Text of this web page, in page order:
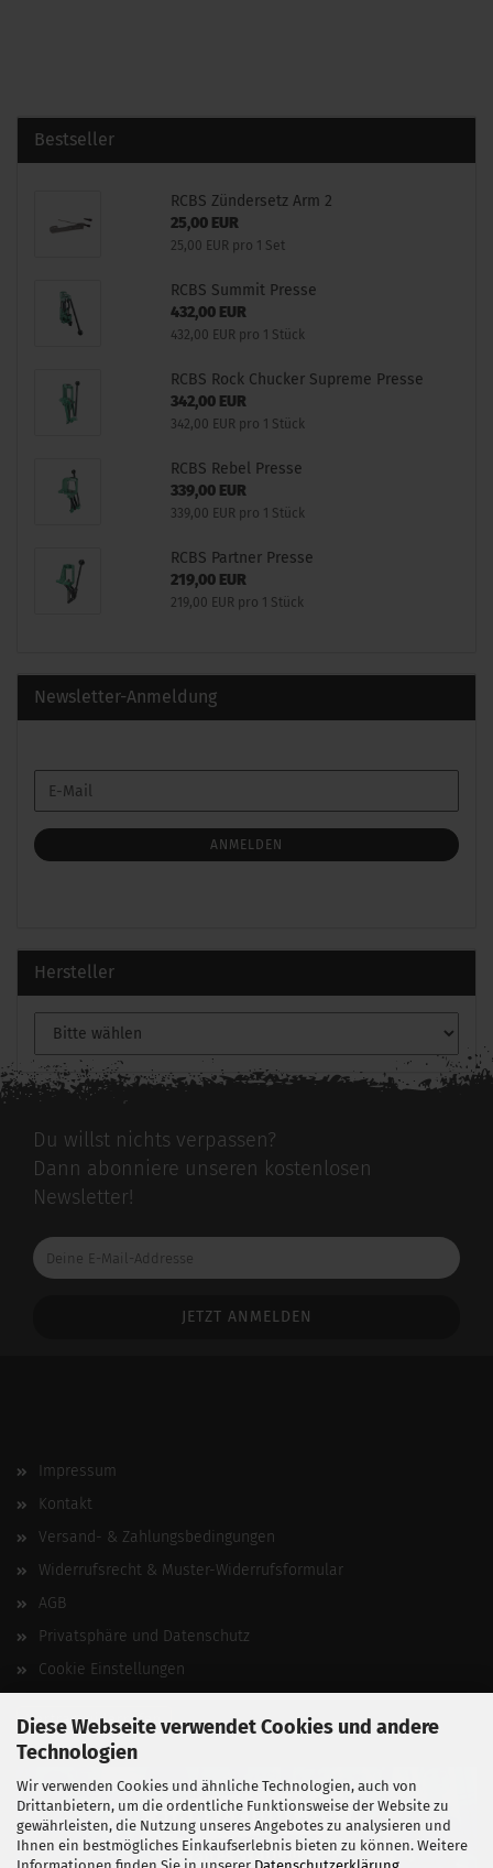
Diese Webseite verwendet Cookies und andere
Technologien
Wir verwenden Cookies und ähnliche Technologien, auch von
Drittanbietern, um die ordentliche Funktionsweise der Website zu
gewährleisten, die Nutzung unseres Angebotes zu analysieren und
Ihnen ein bestmögliches Einkaufserlebnis bieten zu können. Weitere
Bestseller
RCBS Zündersetz Arm 2
25,00 EUR
25,00 EUR pro 1 Set
RCBS Summit Presse
432,00 EUR
432,00 EUR pro 1 Stück
RCBS Rock Chucker Supreme Presse
342,00 EUR
342,00 EUR pro 1 Stück
RCBS Rebel Presse
339,00 EUR
339,00 EUR pro 1 Stück
RCBS Partner Presse
219,00 EUR
219,00 EUR pro 1 Stück
Newsletter-Anmeldung
ZUR
ANMELDUNG
E-
Mail
ANMELDEN
Hersteller
Du willst nichts verpassen?
Dann abonniere unseren kostenlosen
Newsletter!
Deine
E-
Impressum
Kontakt
Versand- & Zahlungsbedingungen
Widerrufsrecht & Muster-Widerrufsformular
AGB
Privatsphäre und Datenschutz
Cookie Einstellungen
Vertrag widerrufen